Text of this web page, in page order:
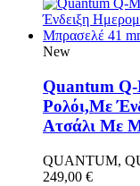
New
Quantum Q-
Ρολόι,Με
Ατσάλι Με
QUANTUM,
249,00 €